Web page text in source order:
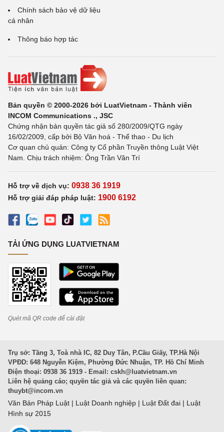
Chính sách bảo vệ dữ liệu
cá nhân
Thông báo hợp tác
Bản quyền © 2000-2026 bởi LuatVietnam - Thành viên
INCOM Communications ., JSC
Chứng nhận bản quyền tác giả số 280/2009/QTG ngày
16/02/2009, cấp bởi Bộ Văn hoá - Thể thao - Du lịch
Cơ quan chủ quản: Công ty Cổ phần Truyền thông Luật Việt
Nam. Chịu trách nhiệm: Ông Trần Văn Trí
Hỗ trợ về dịch vụ: 0938 36 1919
Hỗ trợ giải đáp pháp luật: 1900 6192
TẢI ỨNG DỤNG LUATVIETNAM
Quét mã QR code để cài đặt
Trụ sở: Tầng 3, Toà nhà IC, 82 Duy Tân, P.Cầu Giấy, TP.Hà Nội
VPĐD: 648 Nguyễn Kiệm, Phường Đức Nhuận, TP. Hồ Chí Minh
Điện thoại: 0938 36 1919 - Email: cskh@luatvietnam.vn
Liên hệ quảng cáo; quyền tác giả và các quyền liên quan:
thuybt@incom.vn
Văn Bản Pháp Luật | Luật Doanh nghiệp | Luật Đất đai | Luật
Hình sự 2015